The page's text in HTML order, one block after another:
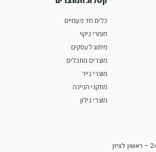
כלים חד פעמיים
חומרי ניקוי
מיתוג לעסקים
מוצרים מתכלים
מוצרי נייר
מתקני הגיינה
מוצרי נילון